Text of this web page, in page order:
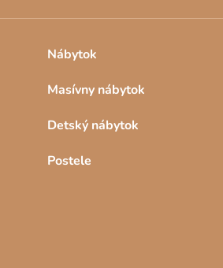
Nábytok
Masívny nábytok
Detský nábytok
Postele